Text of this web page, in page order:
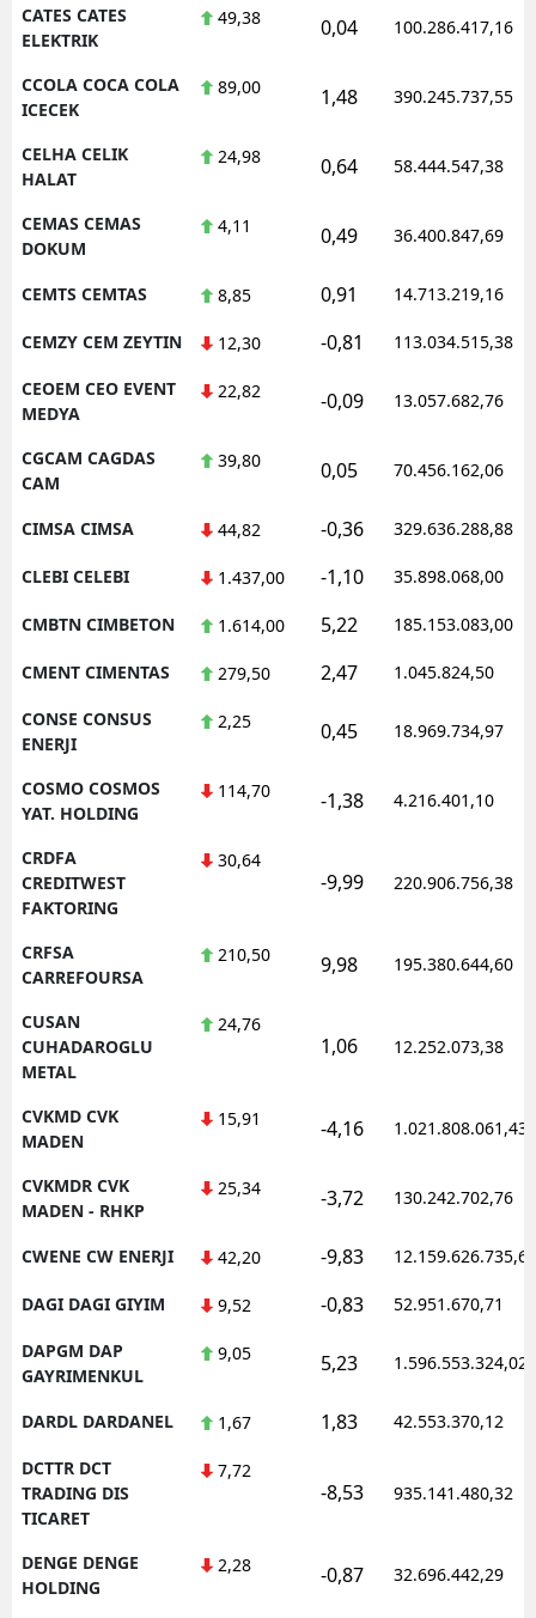
CATES CATES
ELEKTRIK
49,38 0,04 100.286.417,16
CCOLA COCA COLA
ICECEK
89,00 1,48 390.245.737,55
CELHA CELIK
HALAT
24,98 0,64 58.444.547,38
CEMAS CEMAS
DOKUM
4,11 0,49 36.400.847,69
CEMTS CEMTAS 8,85 0,91 14.713.219,16
CEMZY CEM ZEYTIN 12,30 -0,81 113.034.515,38
CEOEM CEO EVENT
MEDYA
22,82 -0,09 13.057.682,76
CGCAM CAGDAS
CAM
39,80 0,05 70.456.162,06
CIMSA CIMSA 44,82 -0,36 329.636.288,88
CLEBI CELEBI 1.437,00 -1,10 35.898.068,00
CMBTN CIMBETON 1.614,00 5,22 185.153.083,00
CMENT CIMENTAS 279,50 2,47 1.045.824,50
CONSE CONSUS
ENERJI
2,25 0,45 18.969.734,97
COSMO COSMOS
YAT. HOLDING
114,70 -1,38 4.216.401,10
CRDFA
CREDITWEST
FAKTORING
30,64
-9,99 220.906.756,38
CRFSA
CARREFOURSA
210,50 9,98 195.380.644,60
CUSAN
CUHADAROGLU
METAL
24,76
1,06 12.252.073,38
CVKMD CVK
MADEN
15,91 -4,16 1.021.808.061,43
CVKMDR CVK
MADEN - RHKP
25,34 -3,72 130.242.702,76
CWENE CW ENERJI 42,20 -9,83 12.159.626.735,62
DAGI DAGI GIYIM 9,52 -0,83 52.951.670,71
DAPGM DAP
GAYRIMENKUL
9,05 5,23 1.596.553.324,02
DARDL DARDANEL 1,67 1,83 42.553.370,12
DCTTR DCT
TRADING DIS
TICARET
7,72
-8,53 935.141.480,32
DENGE DENGE
HOLDING
2,28 -0,87 32.696.442,29